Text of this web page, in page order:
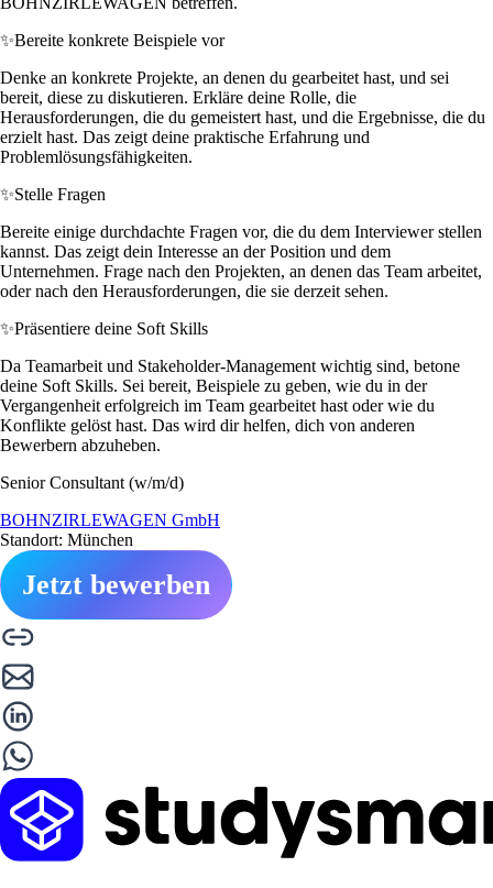
✨Bereite konkrete Beispiele vor
Denke an konkrete Projekte, an denen du gearbeitet hast, und sei
bereit, diese zu diskutieren. Erkläre deine Rolle, die
Herausforderungen, die du gemeistert hast, und die Ergebnisse, die du
erzielt hast. Das zeigt deine praktische Erfahrung und
Problemlösungsfähigkeiten.
✨Stelle Fragen
Bereite einige durchdachte Fragen vor, die du dem Interviewer stellen
kannst. Das zeigt dein Interesse an der Position und dem
Unternehmen. Frage nach den Projekten, an denen das Team arbeitet,
oder nach den Herausforderungen, die sie derzeit sehen.
✨Präsentiere deine Soft Skills
Da Teamarbeit und Stakeholder-Management wichtig sind, betone
deine Soft Skills. Sei bereit, Beispiele zu geben, wie du in der
Vergangenheit erfolgreich im Team gearbeitet hast oder wie du
Konflikte gelöst hast. Das wird dir helfen, dich von anderen
Bewerbern abzuheben.
Senior Consultant (w/m/d)
BOHNZIRLEWAGEN GmbH
Standort: München
Jetzt bewerben